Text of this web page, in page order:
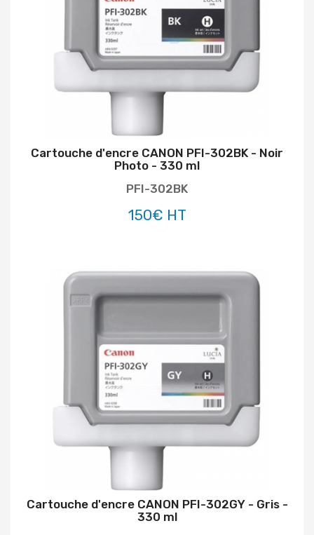
Cartouche d'encre CANON PFI-302BK - Noir
Photo - 330 ml
PFI-302BK
150€ HT
Cartouche d'encre CANON PFI-302GY - Gris -
330 ml